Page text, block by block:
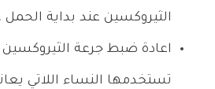
الثيروكسين عند بداية الحمل
اعادة ضبط جرعة الثيروكسين
تستخدمها النساء اللاتي